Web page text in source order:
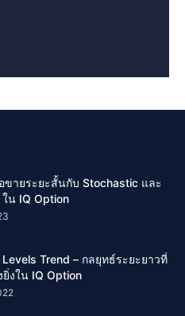
ขายระยะสั้นกับ Stochastic และ
น IQ Option
Trend – กลยุทธ์ระยะยาวที่
งใน IQ Option